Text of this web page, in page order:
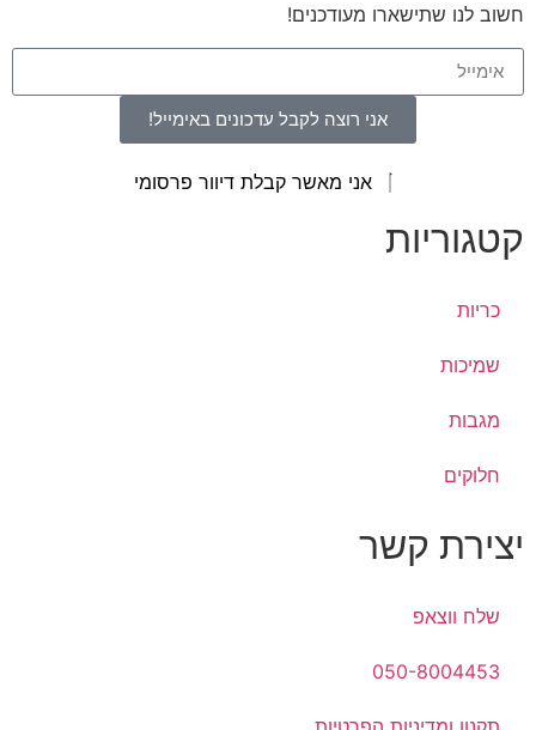
חשוב לנו שתישארו מעודכנים!
אני רוצה לקבל עדכונים באימייל!
אני מאשר קבלת דיוור פרסומי
קטגוריות
כריות
שמיכות
מגבות
חלוקים
יצירת קשר
שלח ווצאפ
050-8004453